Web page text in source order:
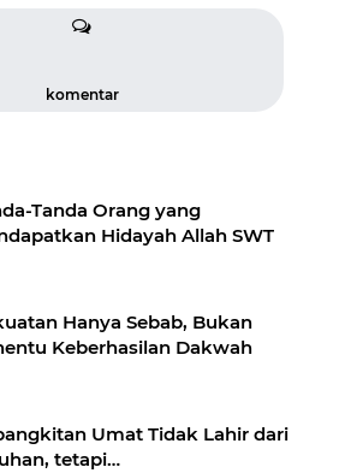
komentar
Tanda Orang yang
Hidayah Allah SWT
Hanya Sebab, Bukan
Keberhasilan Dakwah
Umat Tidak Lahir dari
tetapi…